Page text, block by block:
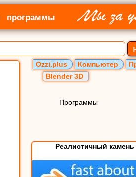
программы Мы за
Ozzi.plus Компьютер
Blender 3D
Программы
Реалистичный